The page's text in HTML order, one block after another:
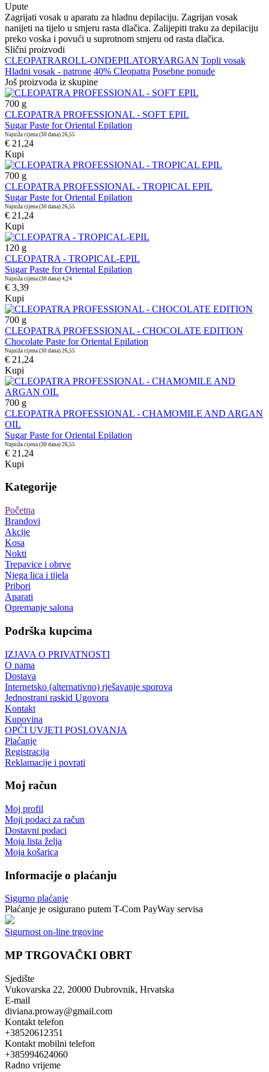
Upute
Zagrijati vosak u aparatu za hladnu depilaciju. Zagrijan vosak
nanijeti na tijelo u smjeru rasta dlačica. Zalijepiti traku za depilaciju
preko voska i povući u suprotnom smjeru od rasta dlačica.
Slični proizvodi
CLEOPATRAROLL-ONDEPILATORYARGAN Topli vosak
Hladni vosak - patrone 40% Cleopatra Posebne ponude
Još proizvoda iz skupine
700 g
CLEOPATRA PROFESSIONAL - SOFT EPIL
Sugar Paste for Oriental Epilation
Najniža cijena (30 dana) 26,55
€ 21,24
Kupi
700 g
CLEOPATRA PROFESSIONAL - TROPICAL EPIL
Sugar Paste for Oriental Epilation
Najniža cijena (30 dana) 26,55
€ 21,24
Kupi
120 g
CLEOPATRA - TROPICAL-EPIL
Sugar Paste for Oriental Epilation
Najniža cijena (30 dana) 4,24
€ 3,39
Kupi
700 g
CLEOPATRA PROFESSIONAL - CHOCOLATE EDITION
Chocolate Paste for Oriental Epilation
Najniža cijena (30 dana) 26,55
€ 21,24
Kupi
700 g
CLEOPATRA PROFESSIONAL - CHAMOMILE AND ARGAN
OIL
Sugar Paste for Oriental Epilation
Najniža cijena (30 dana) 26,55
€ 21,24
Kupi
Kategorije
Početna
Brandovi
Akcije
Kosa
Nokti
Trepavice i obrve
Njega lica i tijela
Pribori
Aparati
Opremanje salona
Podrška kupcima
IZJAVA O PRIVATNOSTI
O nama
Dostava
Internetsko (alternativno) rješavanje sporova
Jednostrani raskid Ugovora
Kontakt
Kupovina
OPĆI UVJETI POSLOVANJA
Plaćanje
Registracija
Reklamacije i povrati
Moj račun
Moj profil
Moji podaci za račun
Dostavni podaci
Moja lista želja
Moja košarica
Informacije o plaćanju
Sigurno plaćanje
Plaćanje je osigurano putem T-Com PayWay servisa
Sigurnost on-line trgovine
MP TRGOVAČKI OBRT
Sjedište
Vukovarska 22, 20000 Dubrovnik, Hrvatska
E-mail
diviana.proway@gmail.com
Kontakt telefon
+38520612351
Kontakt mobilni telefon
+385994624060
Radno vrijeme